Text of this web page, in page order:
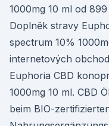
1000mg 10 ml od
Doplněk stravy
spectrum 10%
internetových
Euphoria CBD
1000mg 10 ml. CBD
beim BIO-